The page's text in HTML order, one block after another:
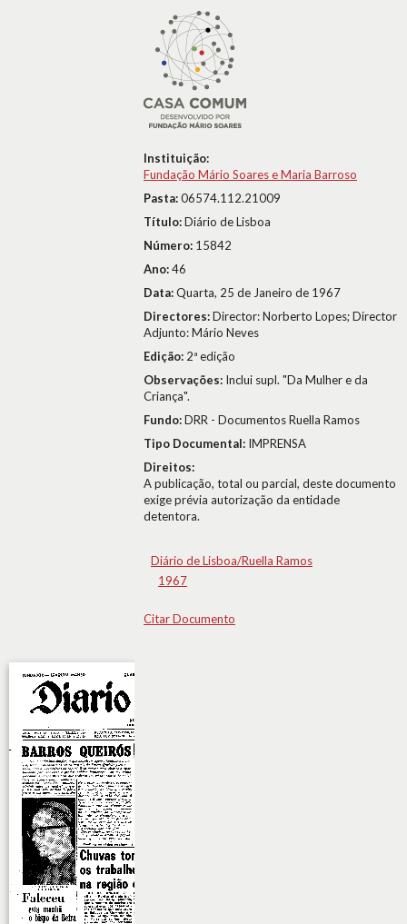
Instituição:
Fundação Mário Soares e Maria Barroso
Pasta:06574.112.21009
Título:Diário de Lisboa
Número: 15842
Ano:46
Data:Quarta, 25 de Janeiro de 1967
Directores:Director: Norberto Lopes; Director
Adjunto: Mário Neves
Edição: 2ª edição
Observações: Inclui supl. "Da Mulher e da
Criança".
Fundo:DRR - Documentos Ruella Ramos
Tipo Documental: IMPRENSA
Direitos:
A publicação, total ou parcial, deste documento
exige prévia autorização da entidade
detentora.
Diário de Lisboa/Ruella Ramos
1967
Citar Documento